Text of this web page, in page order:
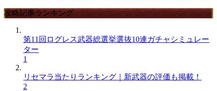
攻略記事ランキング
第11回ログレス武器総選挙選抜10連ガチャシミュレー
ター
1
リセマラ当たりランキング｜新武器の評価も掲載！
2